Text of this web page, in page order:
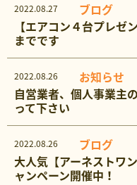
2022.08.27
ブログ
【エアコン４台プレゼ
までです
2022.08.26
お知らせ
自営業者、個人事業主
って下さい
2022.08.26
ブログ
大人気【アーネストワ
ャンペーン開催中！